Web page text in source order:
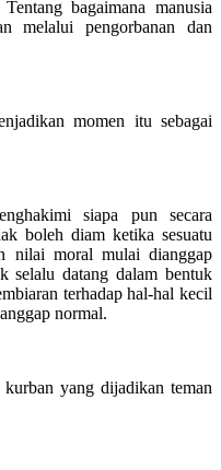
bagaimana manusia
melalui pengorbanan dan
momen itu sebagai
siapa pun secara
boleh diam ketika sesuatu
nilai moral mulai dianggap
selalu datang dalam bentuk
terhadap hal-hal kecil
normal.
yang dijadikan teman